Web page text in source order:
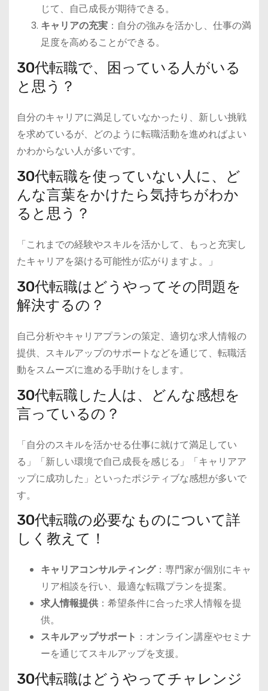
じて、自己成長が期待できる。
キャリアの充実：自分の強みを活かし、仕事の満
足度を高めることができる。
30代転職で、困っている人がいる
と思う？
自分のキャリアに満足していなかったり、新しい挑戦
を求めているが、どのように転職活動を進めればよい
かわからない人が多いです。
30代転職を使っていない人に、ど
んな言葉をかけたら気持ちがわか
ると思う？
「これまでの経験やスキルを活かして、もっと充実し
たキャリアを築ける可能性が広がりますよ。」
30代転職はどうやってその問題を
解決するの？
自己分析やキャリアプランの策定、適切な求人情報の
提供、スキルアップのサポートなどを通じて、転職活
動をスムーズに進める手助けをします。
30代転職した人は、どんな感想を
言っているの？
「自分のスキルを活かせる仕事に就けて満足してい
る」「新しい環境で自己成長を感じる」「キャリアア
ップに成功した」といったポジティブな感想が多いで
す。
30代転職の必要なものについて詳
しく教えて！
キャリアコンサルティング：専門家が個別にキャ
リア相談を行い、最適な転職プランを提案。
求人情報提供：希望条件に合った求人情報を提
供。
スキルアップサポート ：オンライン講座やセミナ
ーを通じてスキルアップを支援。
30代転職はどうやってチャレンジ